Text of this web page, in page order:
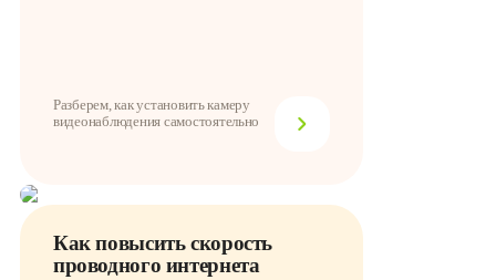
Разберем, как установить камеру
видеонаблюдения самостоятельно
Как повысить скорость
проводного интернета